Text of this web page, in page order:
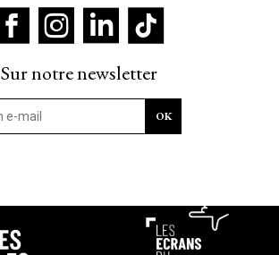
Sur notre newsletter